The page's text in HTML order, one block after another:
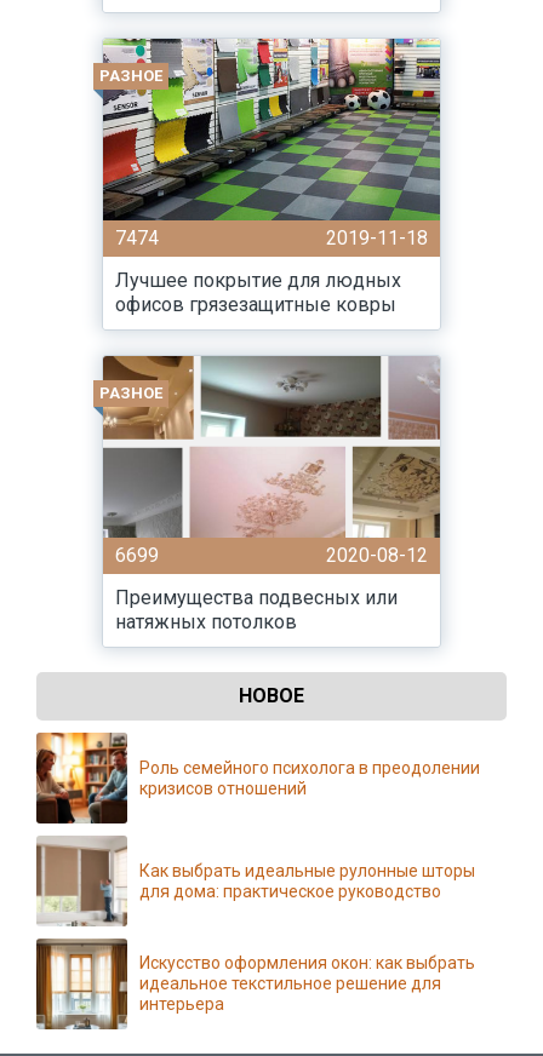
РАЗНОЕ
7474
2019-11-18
Лучшее покрытие для людных
офисов грязезащитные ковры
РАЗНОЕ
6699
2020-08-12
Преимущества подвесных или
натяжных потолков
НОВОЕ
Роль семейного психолога в преодолении
кризисов отношений
Как выбрать идеальные рулонные шторы
для дома: практическое руководство
Искусство оформления окон: как выбрать
идеальное текстильное решение для
интерьера